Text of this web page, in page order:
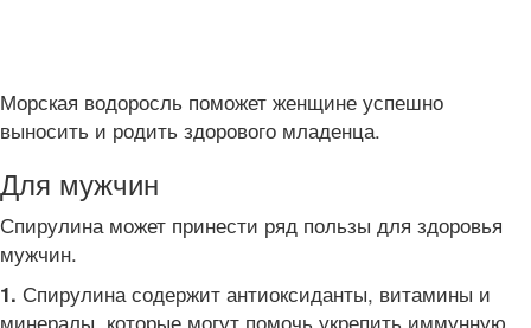
Морская водоросль поможет женщине успешно
выносить и родить здорового младенца.
Для мужчин
Спирулина может принести ряд пользы для здоровья
мужчин.
1. Спирулина содержит антиоксиданты, витамины и
минералы, которые могут помочь укрепить иммунную